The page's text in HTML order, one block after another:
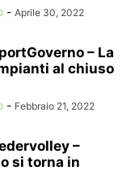
- Aprile 30, 2022
– La
al chiuso
- Febbraio 21, 2022
–
si torna in